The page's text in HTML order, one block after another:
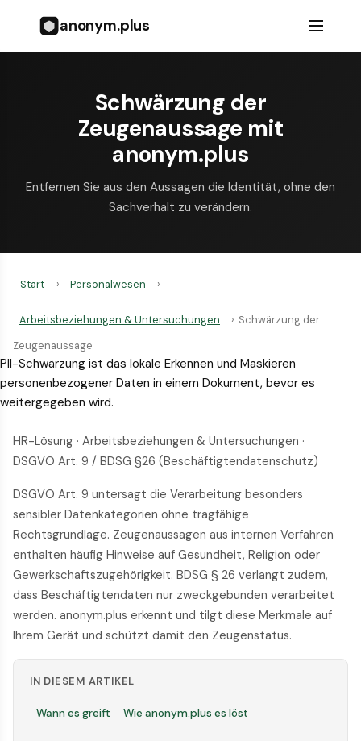
anonym.plus
Schwärzung der
Zeugenaussage mit
anonym.plus
Entfernen Sie aus den Aussagen die Identität, ohne den
Sachverhalt zu verändern.
Start › Personalwesen ›
Arbeitsbeziehungen & Untersuchungen › Schwärzung der
Zeugenaussage
PII-Schwärzung ist das lokale Erkennen und Maskieren
personenbezogener Daten in einem Dokument, bevor es
weitergegeben wird.
HR-Lösung · Arbeitsbeziehungen & Untersuchungen ·
DSGVO Art. 9 / BDSG §26 (Beschäftigtendatenschutz)
DSGVO Art. 9 untersagt die Verarbeitung besonders
sensibler Datenkategorien ohne tragfähige
Rechtsgrundlage. Zeugenaussagen aus internen Verfahren
enthalten häufig Hinweise auf Gesundheit, Religion oder
Gewerkschaftszugehörigkeit. BDSG § 26 verlangt zudem,
dass Beschäftigtendaten nur zweckgebunden verarbeitet
werden. anonym.plus erkennt und tilgt diese Merkmale auf
Ihrem Gerät und schützt damit den Zeugenstatus.
IN DIESEM ARTIKEL
Wann es greift Wie anonym.plus es löst